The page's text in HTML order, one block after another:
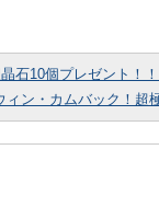
ト！！必ず期間中にログイン
ゃ村 ～そして冒険へ……～」開催予定！配布